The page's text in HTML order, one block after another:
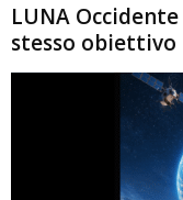
LUNA
stesso obiettivo